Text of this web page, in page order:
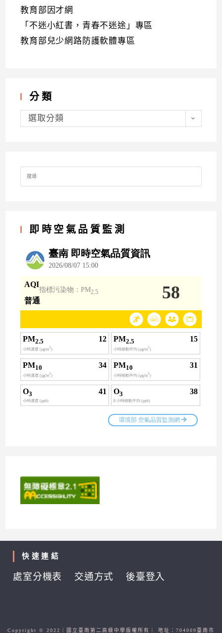
教育部因才網
「不迷小紅書，青春不迷途」專區
教育部兒少網路防護軟體專區
分類
分
類選取分類
Search
for:
即時空氣品質監測
快速連結
處室分機表 交通方式 後臺登入
Copyright © 2022｜國立臺南第二高級中學版權所有｜ 地址：704009臺南市